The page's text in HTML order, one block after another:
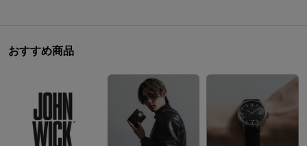
おすすめ商品